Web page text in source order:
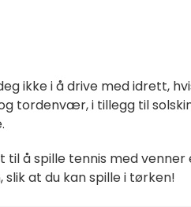
ikke i å drive med idrett,
tordenvær, i tillegg til
til å spille tennis med
slik at du kan spille i tørken!